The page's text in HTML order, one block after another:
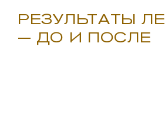
РЕЗУЛЬТАТЫ
— ДО И ПОСЛЕ